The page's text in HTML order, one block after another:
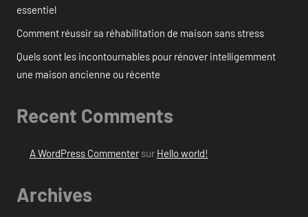
essentiel
Comment réussir sa réhabilitation de maison sans stress
Quels sont les incontournables pour rénover intelligemment
une maison ancienne ou récente
Recent Comments
A WordPress Commentersur Hello world!
Archives